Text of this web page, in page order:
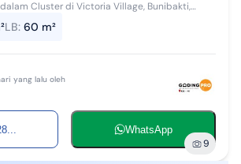
Cluster di Victoria Village, Bunibakti,
LB: 60 m²
yang lalu oleh
WhatsApp
9